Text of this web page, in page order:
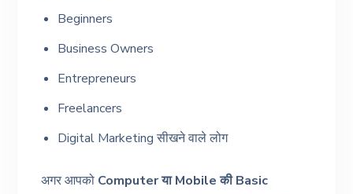
Beginners
Business Owners
Entrepreneurs
Freelancers
Digital Marketing सीखने वाले लोग
अगर आपको Computer या Mobile की Basic